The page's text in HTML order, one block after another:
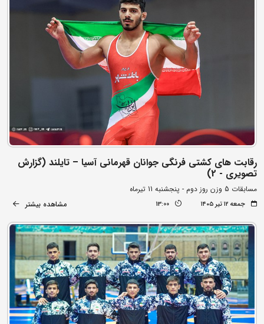
رقابت های کشتی فرنگی جوانان قهرمانی آسیا – تایلند (گزارش
تصویری - 2)
مسابقات 5 وزن روز دوم - پنجشنبه 11 تیرماه
جمعه ۱۲ تیر ۱۴۰۵ 13:00 مشاهده بیشتر